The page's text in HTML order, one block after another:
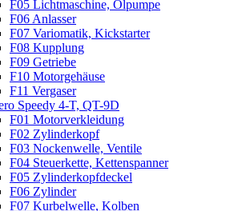
F05 Lichtmaschine, Ölpumpe
F06 Anlasser
F07 Variomatik, Kickstarter
F08 Kupplung
F09 Getriebe
F10 Motorgehäuse
F11 Vergaser
Speedy 4-T, QT-9D
F01 Motorverkleidung
F02 Zylinderkopf
F03 Nockenwelle, Ventile
F04 Steuerkette, Kettenspanner
F05 Zylinderkopfdeckel
F06 Zylinder
F07 Kurbelwelle, Kolben